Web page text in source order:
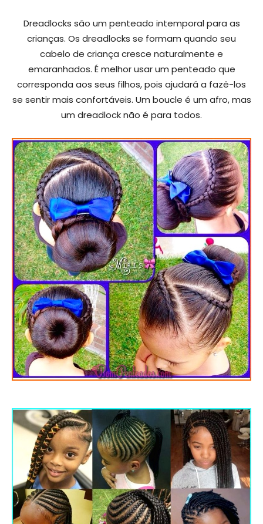
Dreadlocks são um penteado intemporal para as
crianças. Os dreadlocks se formam quando seu
cabelo de criança cresce naturalmente e
emaranhados. É melhor usar um penteado que
corresponda aos seus filhos, pois ajudará a fazê-los
se sentir mais confortáveis. Um boucle é um afro, mas
um dreadlock não é para todos.